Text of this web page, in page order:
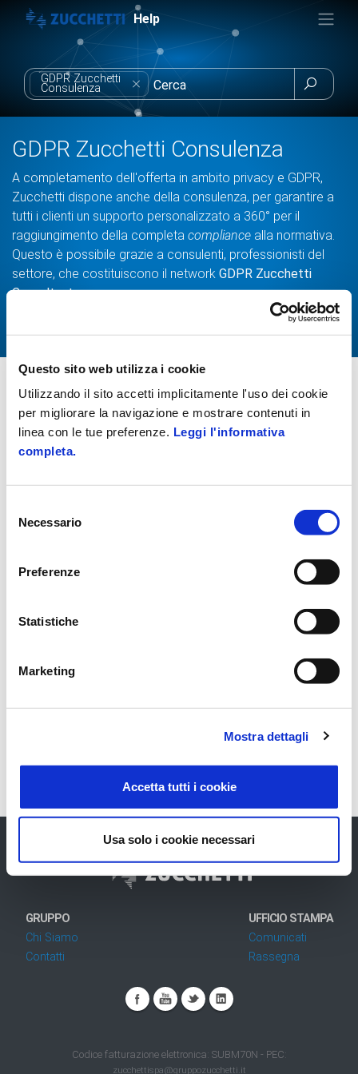
Questo sito web utilizza i cookie
Utilizzando il sito accetti implicitamente l'uso dei cookie
per migliorare la navigazione e mostrare contenuti in
linea con le tue preferenze. Leggi l'informativa
completa.
delNecessario
Preferenze
Statistiche
Marketing
Mostra dettagli
Accetta tutti i cookie
Usa solo i cookie necessari
Help
GDPR Zucchetti
Consulenza 
GDPR Zucchetti Consulenza
A completamento dell'offerta in ambito privacy e GDPR,
Zucchetti dispone anche della consulenza, per garantire a
tutti i clienti un supporto personalizzato a 360° per il
raggiungimento della completa compliance alla normativa.
Questo è possibile grazie a consulenti, professionisti del
settore, che costituiscono il network GDPR Zucchetti
Consultant.
Sono disponibili diverse configurazioni, consulta le sezioni
che fanno più al caso tuo.
Soluzioni Privacy e GDPR
GDPR Zucchetti Consulenza
Personalizzata a progetto
Tematica
GRUPPO
Chi Siamo
Contatti
UFFICIO STAMPA
Comunicati
Rassegna
Codice fatturazione elettronica: SUBM70N - PEC:
zucchettispa@gruppozucchetti.it